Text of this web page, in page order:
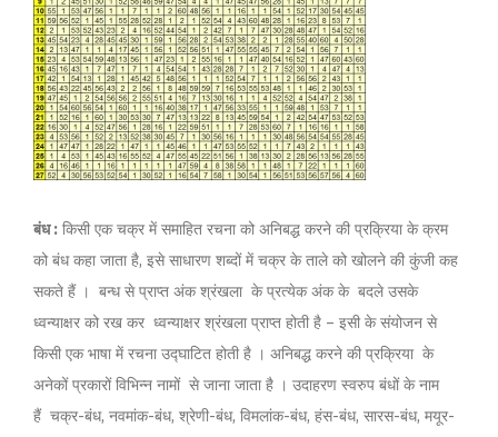
बंध : किसी एक चक्र में समाहित रचना को अनिबद्ध करने की प्रक्रिया के क्रम
को बंध कहा जाता है, इसे साधारण शब्दों में चक्र के ताले को खोलने की कुंजी कह
सकते हैं । बन्ध से प्राप्त अंक श्रंखला के प्रत्येक अंक के बदले उसके
ध्वन्याक्षर को रख कर ध्वन्याक्षर श्रंखला प्राप्त होती है – इसी के संयोजन से
किसी एक भाषा में रचना उद्घाटित होती है । अनिबद्ध करने की प्रक्रिया के
अनेकों प्रकारों विभिन्न नामों से जाना जाता है । उदाहरण स्वरुप बंधों के नाम
हैं चक्र-बंध, नवमांक-बंध, श्रेणी-बंध, विमलांक-बंध, हंस-बंध, सारस-बंध, मयूर-